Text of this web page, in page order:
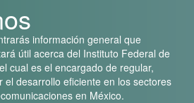
información general que
útil acerca del Instituto Federal de
cual es el encargado de regular,
el desarrollo eficiente en los sectores
en México.